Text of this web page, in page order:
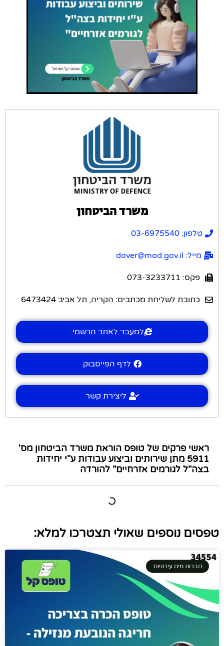
משרד הביטחון
טלפון: 03-6975540
מייל: dover@mod.gov.il
פקס: 073-3233711​
כתובת לשליחת מכתבים: הקריה, תל אביב 6473424​
למעבר לאתר הרשמי
לדף הפייסבוק
ליצירת קשר
ראשי פרקים של טופס הוראת משרד הביטחון מס'
5911 מתן שירותים וביצוע עבודות ע"י יחידות
בצה"ל לגורמים אזרחיים" להורדה
טפסים נוספים שאולי תצטרכו למלא:
חברות מים עירוניות